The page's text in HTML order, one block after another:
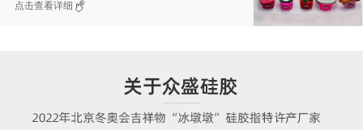
点击查看详细